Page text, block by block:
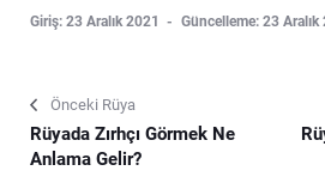
Giriş: 23 Aralık 2021 Güncelleme: 23 Aralık
Önceki Rüya
Rüyada Zırhçı Görmek Ne
Anlama Gelir?